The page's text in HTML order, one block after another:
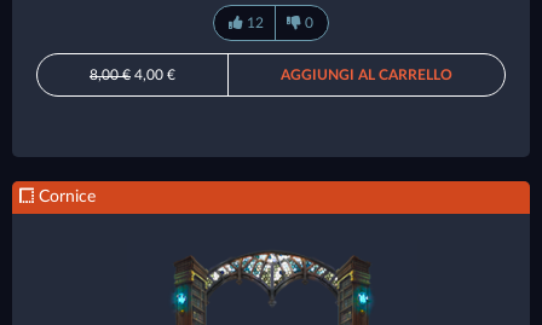
12 0
8,00 € 4,00 € AGGIUNGI AL CARRELLO
Cornice